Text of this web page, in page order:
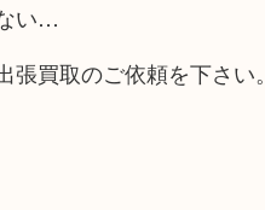
い…
買取のご依頼を下さい。